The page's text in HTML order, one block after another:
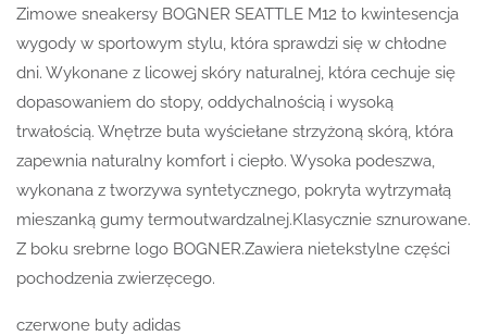
Zimowe sneakersy BOGNER SEATTLE M12 to kwintesencja
wygody w sportowym stylu, która sprawdzi się w chłodne
dni. Wykonane z licowej skóry naturalnej, która cechuje się
dopasowaniem do stopy, oddychalnością i wysoką
trwałością. Wnętrze buta wyściełane strzyżoną skórą, która
zapewnia naturalny komfort i ciepło. Wysoka podeszwa,
wykonana z tworzywa syntetycznego, pokryta wytrzymałą
mieszanką gumy termoutwardzalnej.Klasycznie sznurowane.
Z boku srebrne logo BOGNER.Zawiera nietekstylne części
pochodzenia zwierzęcego.
czerwone buty adidas